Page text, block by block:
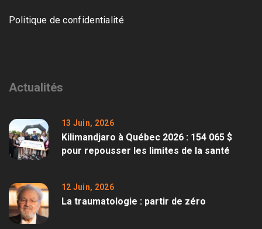
Politique de confidentialité
Actualités
13 Juin, 2026
Kilimandjaro à Québec 2026 : 154 065 $
pour repousser les limites de la santé
12 Juin, 2026
La traumatologie : partir de zéro